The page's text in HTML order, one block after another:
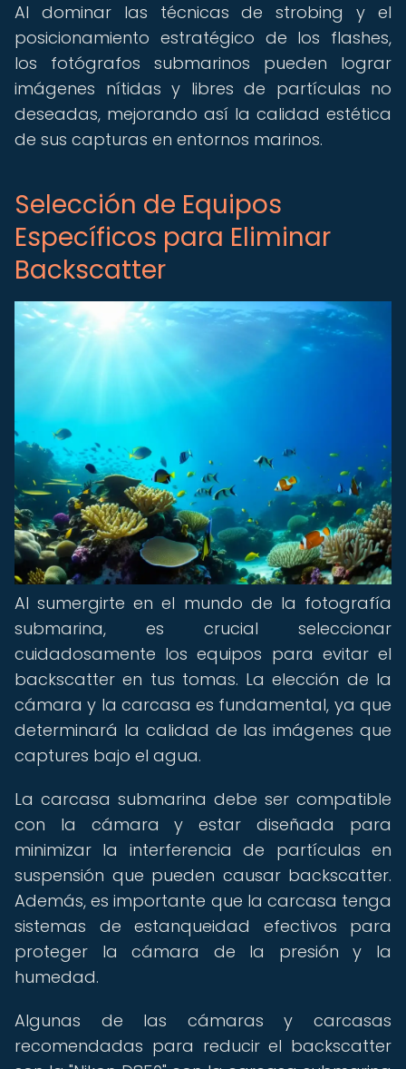
Al dominar las técnicas de strobing y el
posicionamiento estratégico de los flashes,
los fotógrafos submarinos pueden lograr
imágenes nítidas y libres de partículas no
deseadas, mejorando así la calidad estética
de sus capturas en entornos marinos.
Selección de Equipos
Específicos para Eliminar
Backscatter
Al sumergirte en el mundo de la fotografía
submarina, es crucial seleccionar
cuidadosamente los equipos para evitar el
backscatter en tus tomas. La elección de la
cámara y la carcasa es fundamental, ya que
determinará la calidad de las imágenes que
captures bajo el agua.
La carcasa submarina debe ser compatible
con la cámara y estar diseñada para
minimizar la interferencia de partículas en
suspensión que pueden causar backscatter.
Además, es importante que la carcasa tenga
sistemas de estanqueidad efectivos para
proteger la cámara de la presión y la
humedad.
Algunas de las cámaras y carcasas
recomendadas para reducir el backscatter